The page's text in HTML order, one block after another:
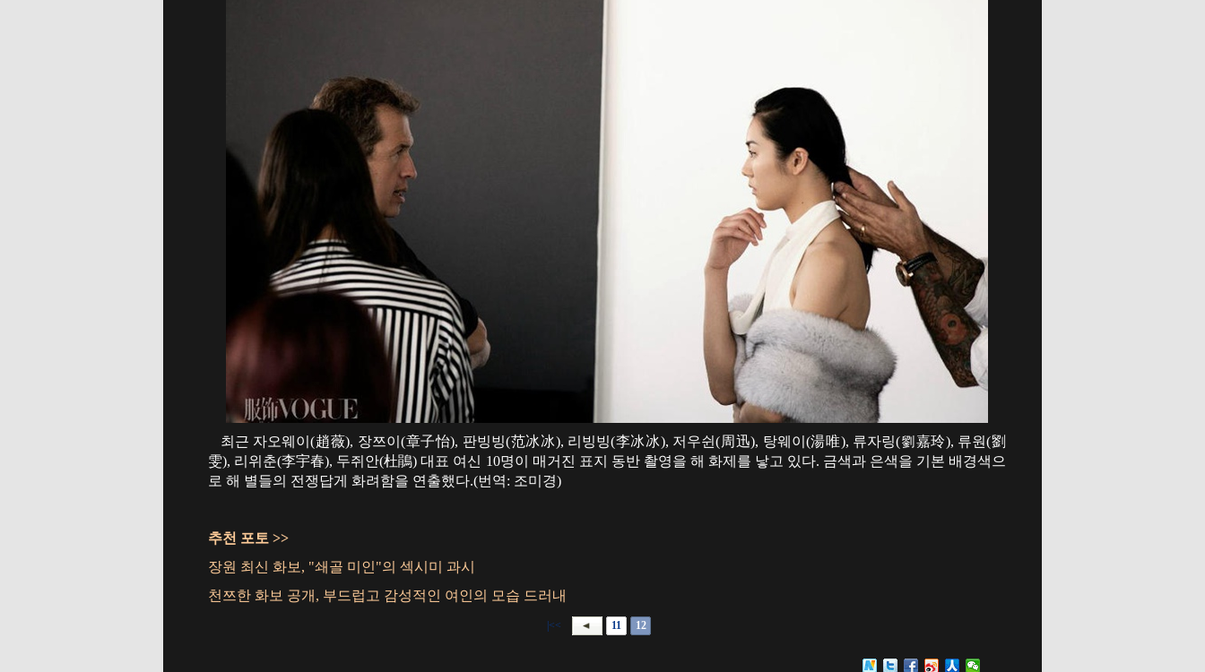
최근 자오웨이(趙薇), 장쯔이(章子怡), 판빙빙(范冰冰), 리빙빙(李冰冰), 저우쉰(周迅), 탕웨이(湯唯), 류자링(劉嘉玲), 류원(劉
雯), 리위춘(李宇春), 두쥐안(杜鵑) 대표 여신 10명이 매거진 표지 동반 촬영을 해 화제를 낳고 있다. 금색과 은색을 기본 배경색으
로 해 별들의 전쟁답게 화려함을 연출했다.(번역: 조미경)
추천 포토 >>
장원 최신 화보, "쇄골 미인"의 섹시미 과시
천쯔한 화보 공개, 부드럽고 감성적인 여인의 모습 드러내
|<< 11 12